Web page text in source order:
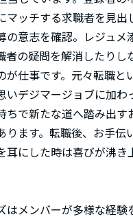
マッチする求職者を見出
の意志を確認。レジュメ
者の疑問を解消したりし
が仕事です。元々転職と
いデジマージョブに加わ
ちで新たな道へ踏み出す
ります。転職後、お手伝
耳にした時は喜びが沸き
はメンバーが多様な経験